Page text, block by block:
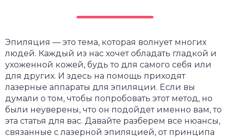
Эпиляция — это тема, которая волнует многих
людей. Каждый из нас хочет обладать гладкой и
ухоженной кожей, будь то для самого себя или
для других. И здесь на помощь приходят
лазерные аппараты для эпиляции. Если вы
думали о том, чтобы попробовать этот метод, но
были неуверены, что он подойдет именно вам, то
эта статья для вас. Давайте разберем все нюансы,
связанные с лазерной эпиляцией, от принципа